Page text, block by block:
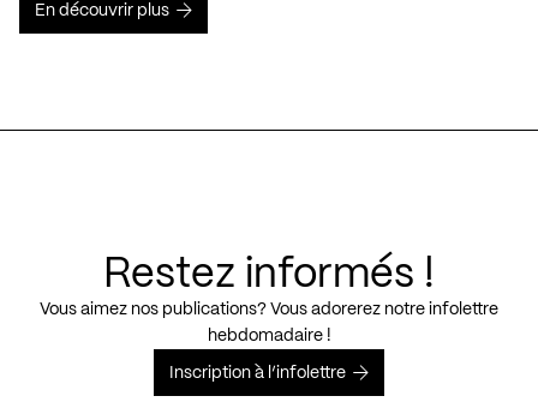
En découvrir plus
Restez informés !
Vous aimez nos publications? Vous adorerez notre infolettre
hebdomadaire !
Inscription à l’infolettre